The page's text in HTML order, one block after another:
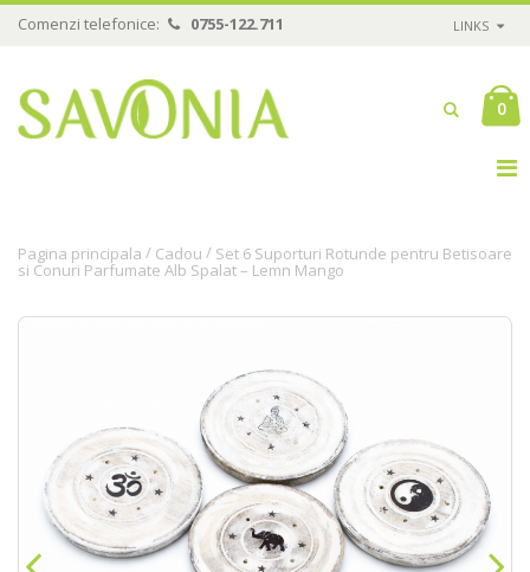
Comenzi telefonice: 0755-122.711 LINKS
0
Pagina principala / Cadou / Set 6 Suporturi Rotunde pentru Betisoare
si Conuri Parfumate Alb Spalat – Lemn Mango